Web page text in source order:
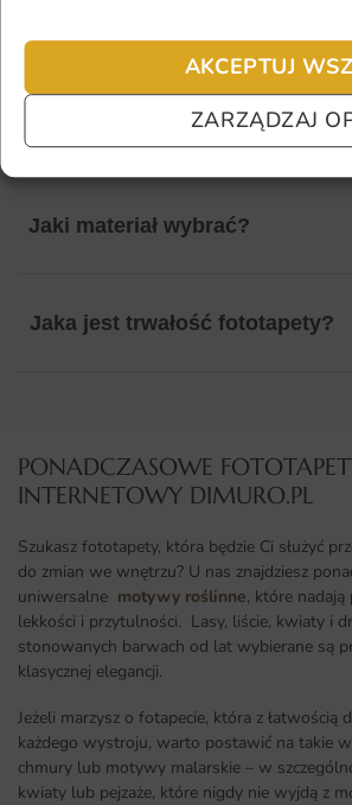
AKCEPTUJ
ZARZĄDZAJ
Fototapeta ma inny kolor na
a inny na komputerze. Jak
Jaki materiał wybrać?
Jaka jest trwałość fototapety?
PONADCZASOWE
INTERNETOWY DIMURO.PL​
Szukasz fototapety, która będzie Ci służyć
do zmian we wnętrzu? U nas znajdziesz
uniwersalne motywy roślinne, które nadają
lekkości i przytulności. Lasy, liście, kwiaty i
stonowanych barwach od lat wybierane są
klasycznej elegancji.
Jeżeli marzysz o fotapecie, która z łatwością
każdego wystroju, warto postawić na takie
chmury lub motywy malarskie – w
kwiaty lub pejzaże, które nigdy nie wyjdą z